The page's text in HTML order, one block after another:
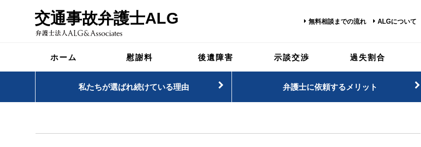
交通事故弁護士ALG 無料相談までの流れ ALGについて
ホーム 慰謝料 後遺障害 示談交渉 過失割合
私たちが選ばれ続けている理由 弁護士に依頼するメリット